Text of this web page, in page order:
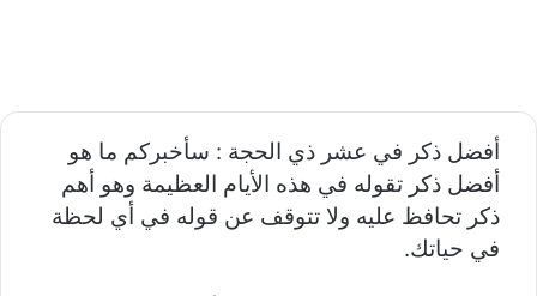
أفضل ذكر في عشر ذي الحجة : سأخبركم ما هو
أفضل ذكر تقوله في هذه الأيام العظيمة وهو أهم
ذكر تحافظ عليه ولا تتوقف عن قوله في أي لحظة
في حياتك.